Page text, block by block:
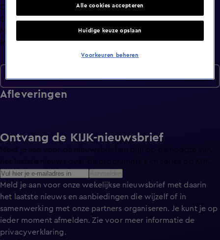
Clips
Op naar GLORY Collision 9
Meer zoals dit
Info
Afleveringen
Ontvang de KIJK-nieuwsbrief
Meld je aan voor de nieuwsbrief en blijf op de hoogte van
het laatste nieuws over de programma’s en series op KIJK.
Meld je aan voor onze wekelijkse nieuwsbrief met daarin
het laatste nieuws en aanbiedingen die wijzelf of in
samenwerking met onze partners organiseren. Je kunt je op
ieder moment afmelden. Zie voor meer informatie de
privacyverklaring.
Alle cookies accepteren
Huidige keuze opslaan
Voorkeuren beheren